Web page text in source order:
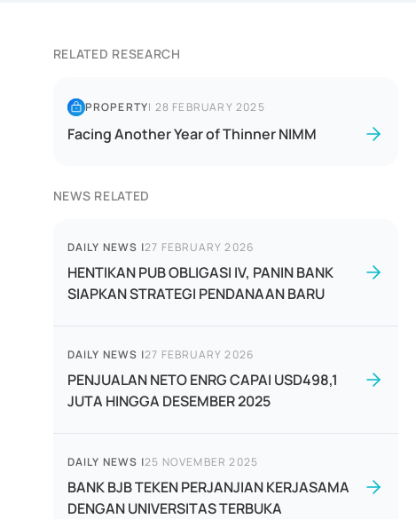
RELATED RESEARCH
PROPERTY| 28 FEBRUARY 2025
Facing Another Year of Thinner NIMM
NEWS RELATED
DAILY NEWS |27 FEBRUARY 2026
HENTIKAN PUB OBLIGASI IV, PANIN BANK
SIAPKAN STRATEGI PENDANAAN BARU
DAILY NEWS |27 FEBRUARY 2026
PENJUALAN NETO ENRG CAPAI USD498,1
JUTA HINGGA DESEMBER 2025
DAILY NEWS |25 NOVEMBER 2025
BANK BJB TEKEN PERJANJIAN KERJASAMA
DENGAN UNIVERSITAS TERBUKA